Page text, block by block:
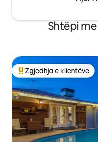
Shtëpi
Më të mirat e zgjedhjeve
Zgjedhja e klientëve